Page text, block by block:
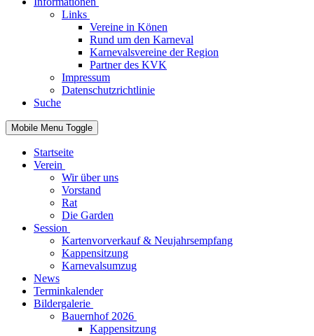
Links
Vereine in Könen
Rund um den Karneval
Karnevalsvereine der Region
Partner des KVK
Impressum
Datenschutzrichtlinie
Suche
Mobile Menu Toggle
Startseite
Verein
Wir über uns
Vorstand
Rat
Die Garden
Session
Kartenvorverkauf & Neujahrsempfang
Kappensitzung
Karnevalsumzug
News
Terminkalender
Bildergalerie
Bauernhof 2026
Kappensitzung